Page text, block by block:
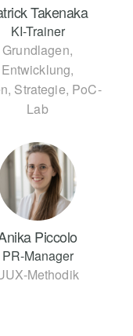
Takenaka
KI-Trainer
Grundlagen,
Entwicklung,
Strategie, PoC-
Lab
Piccolo
PR-Manager
Methodik